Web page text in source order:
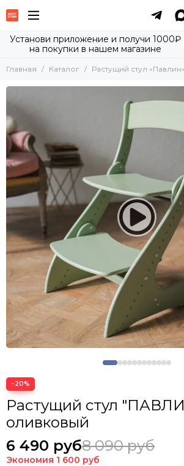
Установи приложение и получи 1000₽
на покупки в нашем магазине
Главная Каталог Растущий стул «Павлин»
−20%
Растущий стул
оливковый
6 490 руб8 090 руб
Экономия 1 600 руб